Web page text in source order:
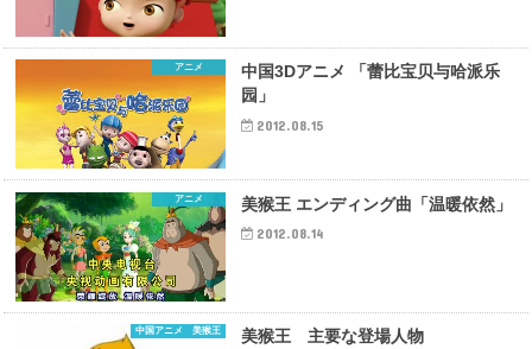
アニメ
中国3Dアニメ 「蕾比宝贝与哈派乐
园」
2012.08.15
アニメ 美猴王 エンディング曲「温暖依然」
2012.08.14
中国アニメ 美猴王 美猴王 主要な登場人物